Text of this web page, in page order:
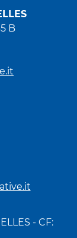
B
- CF: